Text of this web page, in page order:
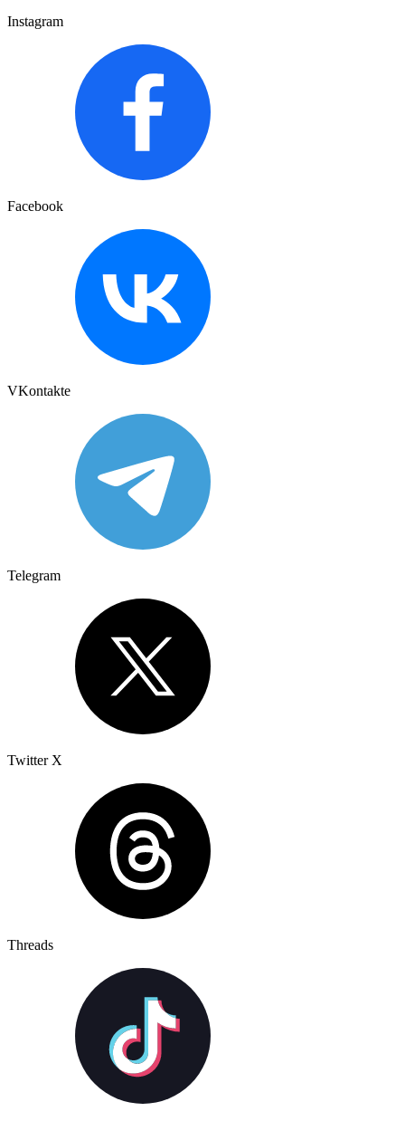
Instagram
Facebook
VKontakte
Telegram
Twitter X
Threads